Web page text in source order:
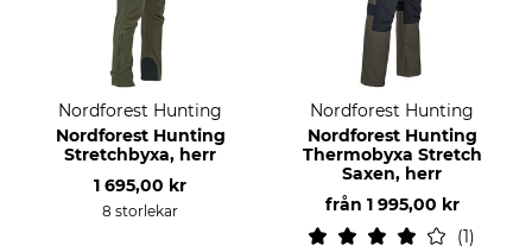
Nordforest Hunting
Nordforest Hunting
Stretchbyxa, herr
1 695,00 kr
8 storlekar
Nordforest Hunting
Nordforest Hunting
Thermobyxa Stretch
Saxen, herr
från 1 995,00 kr
1